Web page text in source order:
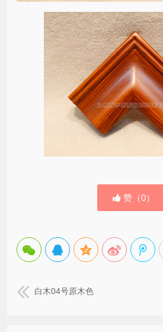
赞（0）
白木04号原木色